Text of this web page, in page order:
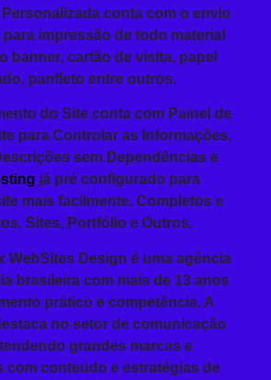
Personalizada conta com o envio
impressão de todo material
banner, cartão de visita, papel
panfleto entre outros.
do Site conta com Painel de
para Controlar as Informações,
sem Dependências e
já pré configurado para
mais facilmente. Completos e
Sites, Portfólio e Outros.
WebSites Design é uma agência
brasileira com mais de 13 anos
prático e competência. A
no setor de comunicação
grandes marcas e
com conteúdo e estratégias de